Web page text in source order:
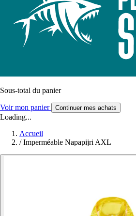
Sous-total du panier
Voir mon panier Continuer mes achats
Loading...
Accueil
/ Imperméable Napapijri AXL